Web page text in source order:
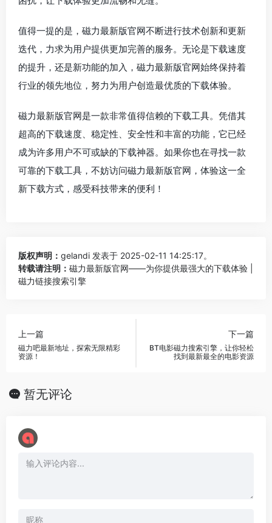
值得一提的是，磁力最新版官网不断进行技术创新和更新
迭代，力求为用户提供更加完善的服务。无论是下载速度
的提升，还是新功能的加入，磁力最新版官网始终保持着
行业的领先地位，努力为用户创造最优质的下载体验。
磁力最新版官网是一款非常值得信赖的下载工具。凭借其
超高的下载速度、稳定性、安全性和丰富的功能，它已经
成为许多用户不可或缺的下载神器。如果你也在寻找一款
可靠的下载工具，不妨访问磁力最新版官网，体验这一全
新下载方式，感受科技带来的便利！
版权声明： gelandi 发表于 2025-02-11 14:25:17。
转载请注明： 磁力最新版官网——为你提供最强大的下载体验 |
磁力链接搜索引擎
上一篇
磁力吧最新地址，探索无限精彩
资源！
下一篇
BT电影磁力搜索引擎，让你轻松
找到最新最全的电影资源
暂无评论